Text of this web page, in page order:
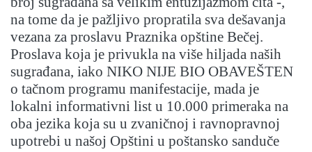
na tome da je pažljivo propratila sva dešavanja
vezana za proslavu Praznika opštine Bečej.
Proslava koja je privukla na više hiljada naših
sugrađana, iako NIKO NIJE BIO OBAVEŠTEN
o tačnom programu manifestacije, mada je
lokalni informativni list u 10.000 primeraka na
oba jezika koja su u zvaničnoj i ravnopravnoj
upotrebi u našoj Opštini u poštansko sanduče